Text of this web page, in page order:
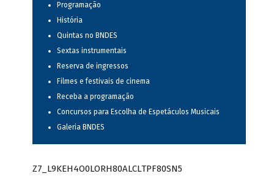
Programação
História
Quintas no BNDES
Sextas instrumentais
Reserva de ingressos
Filmes e festivais de cinema
Receba a programação
Concursos para Escolha de Espetáculos Musicais
Galeria BNDES
Z7_L9KEH4O0LORH80ALCLTPF80SN5